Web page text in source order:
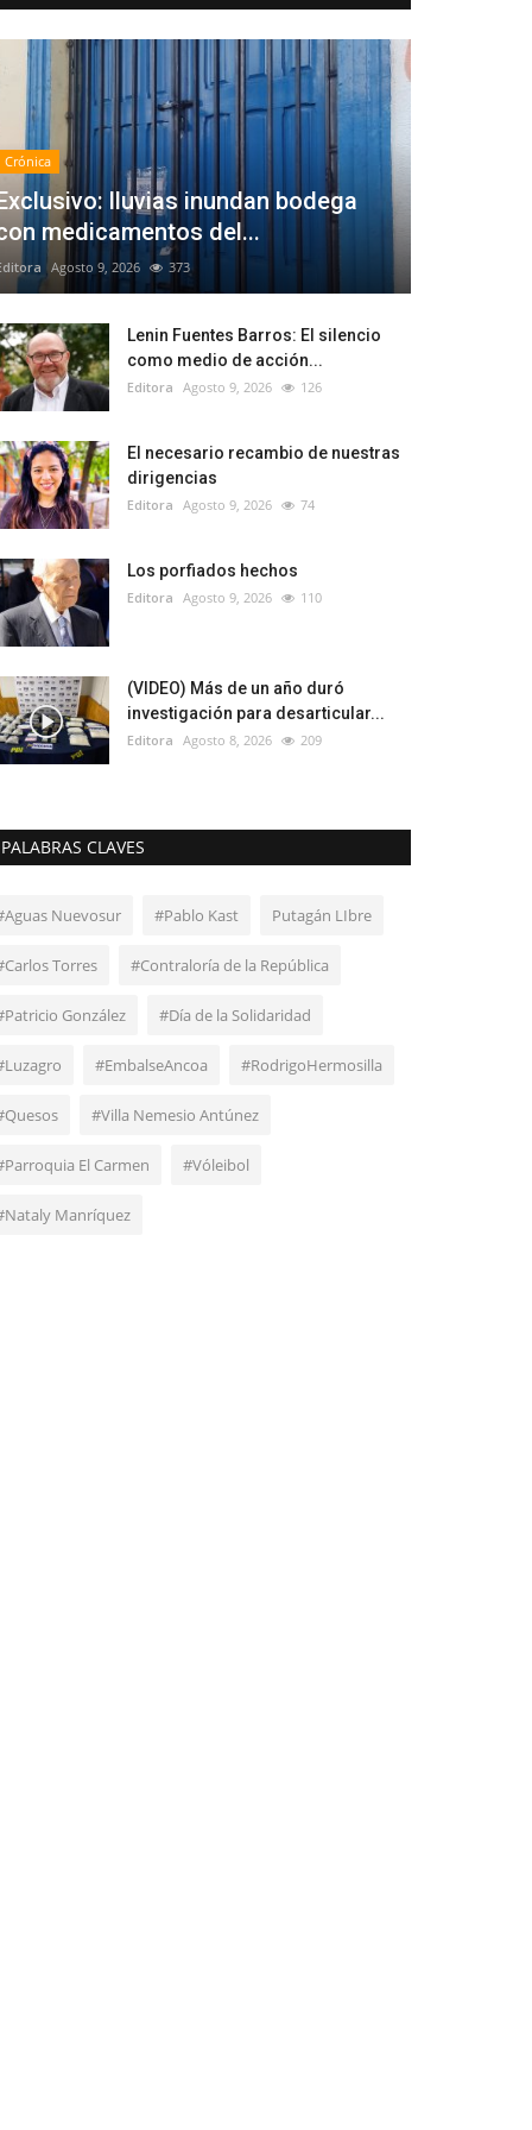
Crónica
lluvias inundan bodega
medicamentos del...
Agosto 9, 2026 373
Lenin Fuentes Barros: El silencio
como medio de acción...
Editora Agosto 9, 2026 126
El necesario recambio de nuestras
dirigencias
Editora Agosto 9, 2026 74
Los porfiados hechos
Editora Agosto 9, 2026 110
(VIDEO) Más de un año duró
investigación para desarticular...
Editora Agosto 8, 2026 209
PALABRAS CLAVES
Nuevosur #Pablo Kast Putagán LIbre
Torres #Contraloría de la República
González #Día de la Solidaridad
#EmbalseAncoa #RodrigoHermosilla
#Villa Nemesio Antúnez
El Carmen #Vóleibol
Manríquez